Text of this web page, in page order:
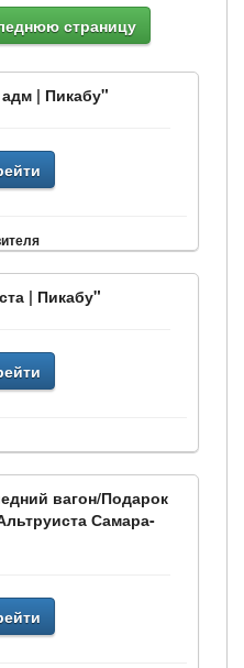
страницу
| Пикабу"
| Пикабу"
вагон/Подарок
Самара-